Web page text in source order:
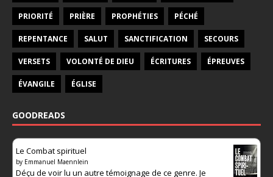
PRIORITÉ PRIÈRE PROPHÉTIES PÉCHÉ
REPENTANCE SALUT SANCTIFICATION SECOURS
VERSETS VOLONTÉ DE DIEU ÉCRITURES ÉPREUVES
ÉVANGILE ÉGLISE
GOODREADS
Le Combat spirituel
by Emmanuel Maennlein
Déçu de voir lu un autre témoignage de ce genre. Je